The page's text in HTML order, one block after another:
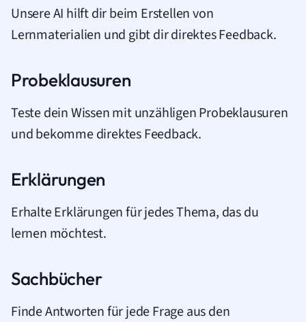
Unsere AI hilft dir beim Erstellen von
Lernmaterialien und gibt dir direktes Feedback.
Probeklausuren
Teste dein Wissen mit unzähligen Probeklausuren
und bekomme direktes Feedback.
Erklärungen
Erhalte Erklärungen für jedes Thema, das du
lernen möchtest.
Sachbücher
Finde Antworten für jede Frage aus den